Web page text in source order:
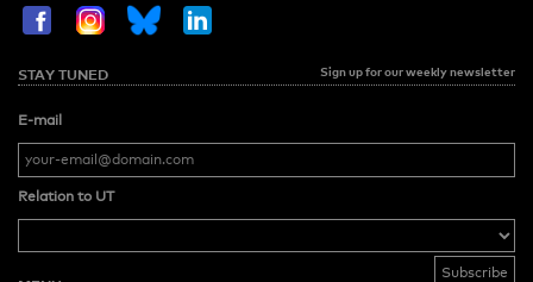
STAY TUNED Sign up for our weekly newsletter
E-mail
Relation to UT